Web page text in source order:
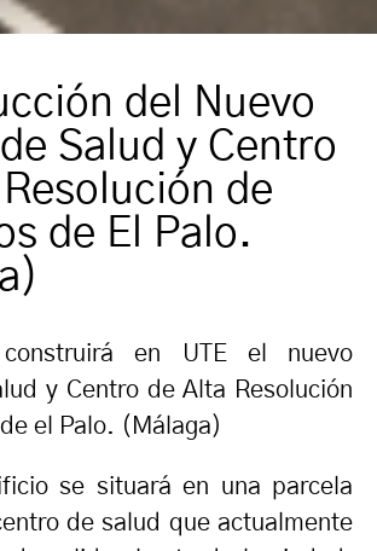
del Nuevo
Salud y Centro
de
de El Palo.
construirá en UTE el nuevo
y Centro de Alta Resolución
el Palo. (Málaga)
se situará en una parcela
de salud que actualmente